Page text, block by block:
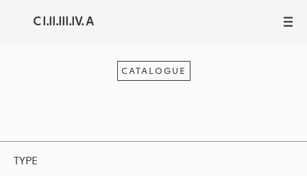
C I.II.III.IV. A III
CATALOGUE
TYPE